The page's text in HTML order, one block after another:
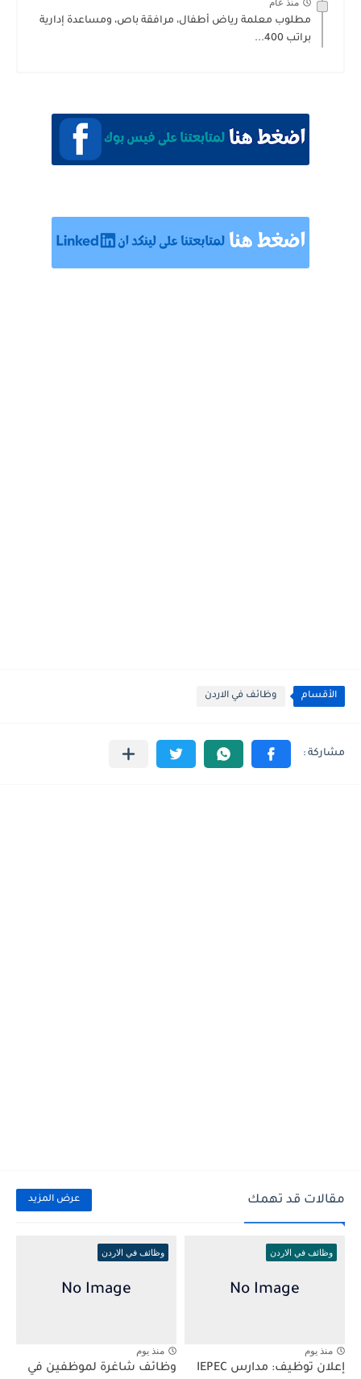
منذ عام
مطلوب معلمة رياض أطفال، مرافقة باص، ومساعدة إدارية
براتب 400...
الأقسام وظائف في الاردن
مقالات قد تهمك عرض المزيد
وظائف في الاردن
منذ يوم
إعلان توظيف: مدارس IEPEC
وظائف في الاردن
منذ يوم
وظائف شاغرة لموظفين في